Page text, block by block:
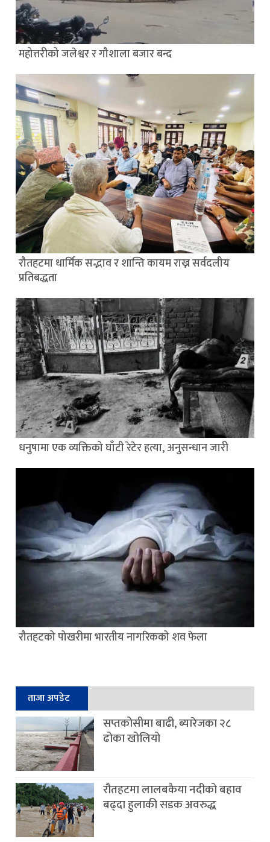
महोत्तरीको जलेश्वर र गौशाला बजार बन्द
रौतहटमा धार्मिक सद्भाव र शान्ति कायम राख्न सर्वदलीय
प्रतिबद्धता
धनुषामा एक व्यक्तिको घाँटी रेटेर हत्या, अनुसन्धान जारी
रौतहटको पोखरीमा भारतीय नागरिकको शव फेला
ताजा अपडेट
सप्तकोसीमा बाढी, ब्यारेजका २८
ढोका खोलियो
रौतहटमा लालबकैया नदीको बहाव
बढ्दा हुलाकी सडक अवरुद्ध